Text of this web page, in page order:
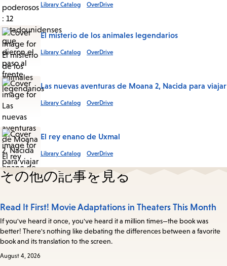
Library Catalog OverDrive
El misterio de los animales legendarios
Library Catalog OverDrive
Las nuevas aventuras de Moana 2, Nacida para viajar
Library Catalog OverDrive
El rey enano de Uxmal
Library Catalog OverDrive
その他の記事を見る
Read It First! Movie Adaptations in Theaters This Month
If you've heard it once, you've heard it a million times—the book was
better! There's nothing like debating the differences between a favorite
book and its translation to the screen.
August 4, 2026